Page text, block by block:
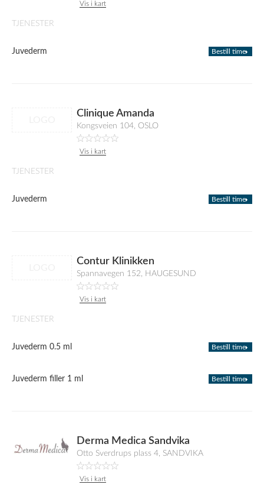
Vis i kart
TJENESTER
Juvederm Bestill time
Clinique Amanda
Kongsveien 104, OSLO
Vis i kart
TJENESTER
Juvederm Bestill time
Contur Klinikken
Spannavegen 152, HAUGESUND
Vis i kart
TJENESTER
Juvederm 0.5 ml Bestill time
Juvederm filler 1 ml Bestill time
Derma Medica Sandvika
Otto Sverdrups plass 4, SANDVIKA
Vis i kart